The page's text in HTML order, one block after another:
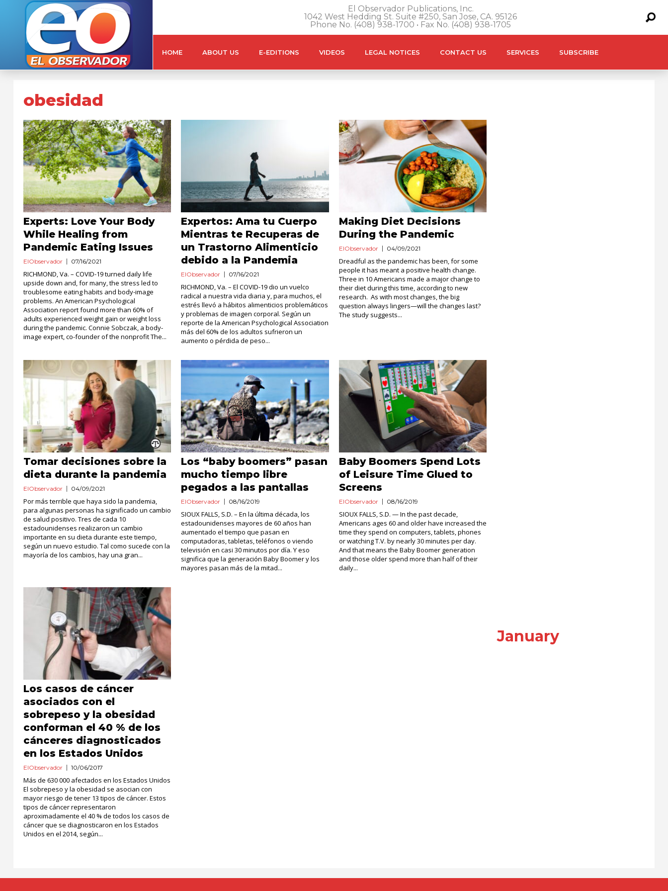
El Observador Publications, Inc.
1042 West Hedding St. Suite #250, San Jose, CA. 95126
Phone No. (408) 938-1700 • Fax No. (408) 938-1705
HOME ABOUT US E-EDITIONS VIDEOS LEGAL NOTICES CONTACT US SERVICES SUBSCRIBE
obesidad
Experts: Love Your Body
While Healing from
Pandemic Eating Issues
ElObservador 07/16/2021
RICHMOND, Va. – COVID-19 turned daily life
upside down and, for many, the stress led to
troublesome eating habits and body-image
problems. An American Psychological
Association report found more than 60% of
adults experienced weight gain or weight loss
during the pandemic. Connie Sobczak, a body-
image expert, co-founder of the nonprofit The...
Expertos: Ama tu Cuerpo
Mientras te Recuperas de
un Trastorno Alimenticio
debido a la Pandemia
ElObservador 07/16/2021
RICHMOND, Va. – El COVID-19 dio un vuelco
radical a nuestra vida diaria y, para muchos, el
estrés llevó a hábitos alimenticios problemáticos
y problemas de imagen corporal. Según un
reporte de la American Psychological Association
más del 60% de los adultos sufrieron un
aumento o pérdida de peso...
Making Diet Decisions
During the Pandemic
ElObservador 04/09/2021
Dreadful as the pandemic has been, for some
people it has meant a positive health change.
Three in 10 Americans made a major change to
their diet during this time, according to new
research. As with most changes, the big
question always lingers—will the changes last?
The study suggests...
Tomar decisiones sobre la
dieta durante la pandemia
ElObservador 04/09/2021
Por más terrible que haya sido la pandemia,
para algunas personas ha significado un cambio
de salud positivo. Tres de cada 10
estadounidenses realizaron un cambio
importante en su dieta durante este tiempo,
según un nuevo estudio. Tal como sucede con la
mayoría de los cambios, hay una gran...
Los “baby boomers” pasan
mucho tiempo libre
pegados a las pantallas
ElObservador 08/16/2019
SIOUX FALLS, S.D. – En la última década, los
estadounidenses mayores de 60 años han
aumentado el tiempo que pasan en
computadoras, tabletas, teléfonos o viendo
televisión en casi 30 minutos por día. Y eso
significa que la generación Baby Boomer y los
mayores pasan más de la mitad...
Baby Boomers Spend Lots
of Leisure Time Glued to
Screens
ElObservador 08/16/2019
SIOUX FALLS, S.D. — In the past decade,
Americans ages 60 and older have increased the
time they spend on computers, tablets, phones
or watching T.V. by nearly 30 minutes per day.
And that means the Baby Boomer generation
and those older spend more than half of their
daily...
Los casos de cáncer
asociados con el
sobrepeso y la obesidad
conforman el 40 % de los
cánceres diagnosticados
en los Estados Unidos
ElObservador 10/06/2017
Más de 630 000 afectados en los Estados Unidos
El sobrepeso y la obesidad se asocian con
mayor riesgo de tener 13 tipos de cáncer. Estos
tipos de cáncer representaron
aproximadamente el 40 % de todos los casos de
cáncer que se diagnosticaron en los Estados
Unidos en el 2014, según...
January